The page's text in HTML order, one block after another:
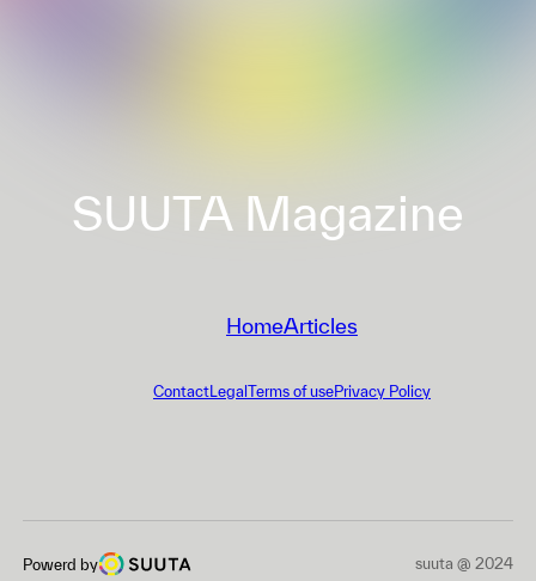
SUUTA Magazine
HomeArticles
ContactLegal Terms of usePrivacy Policy
Powerd by suuta @ 2024